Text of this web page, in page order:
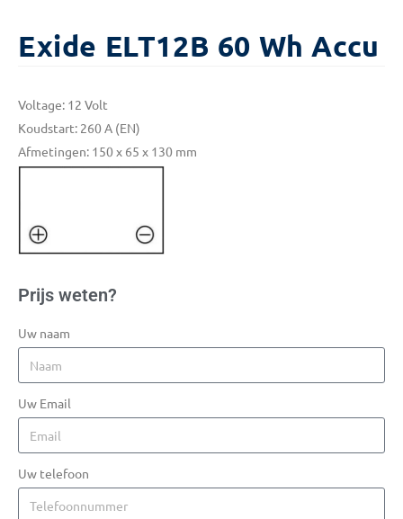
Exide ELT12B 60 Wh Accu
Voltage: 12 Volt
Koudstart: 260 A (EN)
Afmetingen: 150 x 65 x 130 mm
Prijs weten?
Uw naam
Uw Email
Uw telefoon